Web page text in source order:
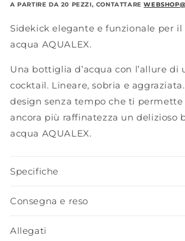
A PARTIRE DA 20 PEZZI, CONTATTARE
Sidekick elegante e funzionale per
acqua AQUALEX.
Una bottiglia d’acqua con l’allure di
cocktail. Lineare, sobria e
design senza tempo che ti
ancora più raffinatezza un delizioso
acqua AQUALEX.
Specifiche
Consegna e reso
Allegati